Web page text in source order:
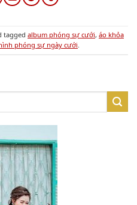
tagged album phóng sự cưới, áo khỏa
phóng sự ngày cưới.